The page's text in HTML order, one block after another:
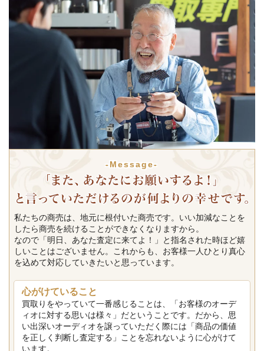
-Message-
私たちの商売は、地元に根付いた商売です。いい加減なことを
したら商売を続けることができなくなりますから。
なので「明日、あなた査定に来てよ！」と指名された時ほど嬉
しいことはございません。これからも、お客様一人ひとり真心
を込めて対応していきたいと思っています。
心がけていること
買取りをやっていて一番感じることは、「お客様のオーデ
ィオに対する思いは様々」だということです。だから、思
い出深いオーディオを譲っていただく際には「商品の価値
を正しく判断し査定する」ことを忘れないように心がけて
います。